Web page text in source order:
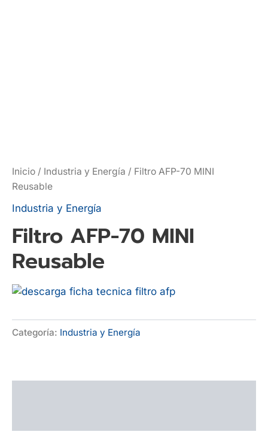
Inicio / Industria y Energía / Filtro AFP-70 MINI
Reusable
Industria y Energía
Filtro AFP-70 MINI
Reusable
Categoría: Industria y Energía